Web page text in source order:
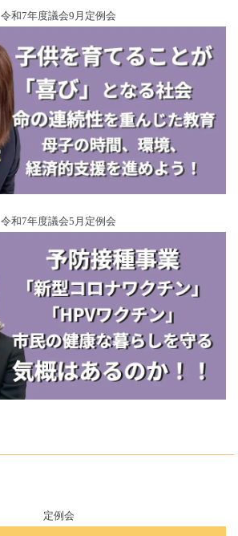
令和7年度議会9月定例会
令和7年度議会5月定例会
定例会